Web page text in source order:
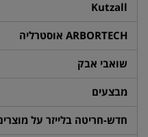
Kutzall
ARBORTECH אוסטרליה
שואבי אבק
מבצעים
חדש-חריטה בלייזר על